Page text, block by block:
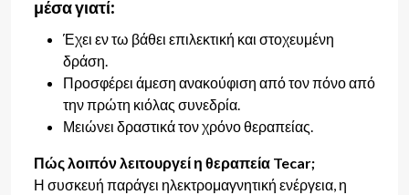
μέσα γιατί:
Έχει εν τω βάθει επιλεκτική και στοχευμένη
δράση.
Προσφέρει άμεση ανακούφιση από τον πόνο από
την πρώτη κιόλας συνεδρία.
Μειώνει δραστικά τον χρόνο θεραπείας.
Πώς λοιπόν λειτουργεί η θεραπεία Tecar;
Η συσκευή παράγει ηλεκτρομαγνητική ενέργεια, η